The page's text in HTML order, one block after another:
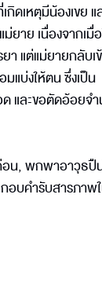
ดเหตุมีน้องเขย แ
ยาย เนื่องจากเมื่
แต่แม่ยายกลับเ
แบ่งให้ตน ซึ่งเป็น
และขอตัดอ้อยจ
อน, พกพาอาวุธปื
อบคำรับสารภาพ